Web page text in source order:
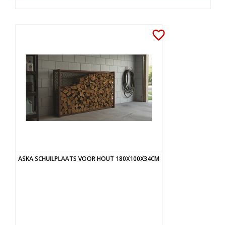
favorite_border
ASKA SCHUILPLAATS VOOR HOUT 180X100X34CM